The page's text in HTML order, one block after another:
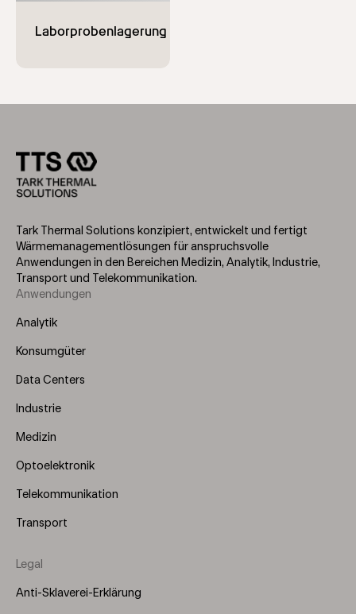
Tark Thermal Solutions konzipiert, entwickelt und fertigt
Wärmemanagementlösungen für anspruchsvolle
Anwendungen in den Bereichen Medizin, Analytik, Industrie,
Transport und Telekommunikation.
Footer
Menu
Anwendungen
Analytik
Konsumgüter
Data Centers
Industrie
Medizin
Optoelektronik
Telekommunikation
Transport
Legal
Anti-Sklaverei-Erklärung